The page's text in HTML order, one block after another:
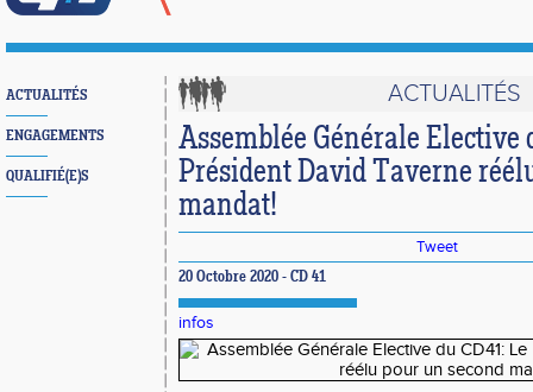
ACTUALITÉS
ENGAGEMENTS
QUALIFIÉ(E)S
ACTUALITÉS
Assemblée Générale Elective
Président David Taverne
mandat!
Tweet
20 Octobre 2020 - CD 41
infos